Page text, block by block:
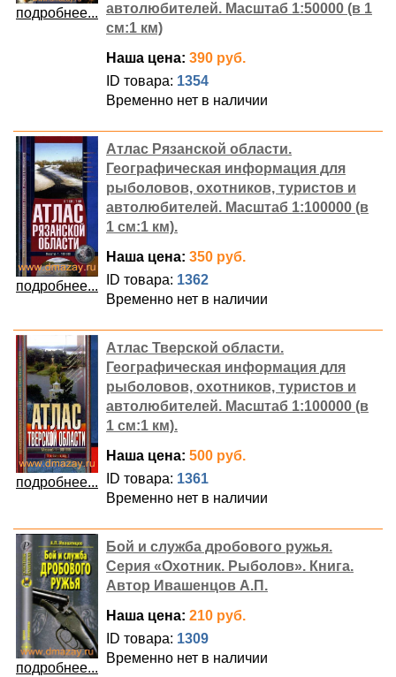
подробнее... автолюбителей. Масштаб 1:50000 (в 1
см:1 км)
Наша цена: 390 руб.
ID товара: 1354
Временно нет в наличии
подробнее...
Атлас Рязанской области.
Географическая информация для
рыболовов, охотников, туристов и
автолюбителей. Масштаб 1:100000 (в
1 см:1 км).
Наша цена: 350 руб.
ID товара: 1362
Временно нет в наличии
подробнее...
Атлас Тверской области.
Географическая информация для
рыболовов, охотников, туристов и
автолюбителей. Масштаб 1:100000 (в
1 см:1 км).
Наша цена: 500 руб.
ID товара: 1361
Временно нет в наличии
подробнее...
Бой и служба дробового ружья.
Серия «Охотник. Рыболов». Книга.
Автор Ивашенцов А.П.
Наша цена: 210 руб.
ID товара: 1309
Временно нет в наличии